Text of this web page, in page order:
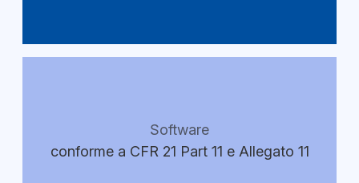
Software
conforme a CFR 21 Part 11 e Allegato 11